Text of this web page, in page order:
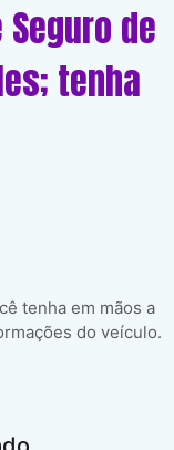
de
tenha
tenha em mãos a
do veículo.